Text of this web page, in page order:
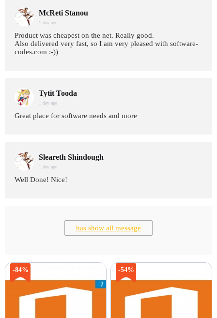
McReti Stanou
1 day age
Product was cheapest on the net. Really good.
Also delivered very fast, so I am very pleased with software-
codes.com :-))
Tytit Tooda
1 day age
Great place for software needs and more
Sleareth Shindough
1 day age
Well Done! Nice!
has show all message
-84% -54%